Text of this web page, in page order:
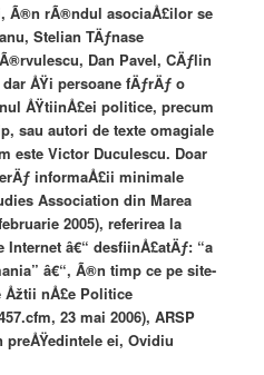
Ã®n rÃ®ndul asociaÅ£ilor se
Stelian TÄƒnase
Dan Pavel, CÄƒlin
ÅŸi persoane fÄƒrÄƒ o
ÅŸtiinÅ£ei politice, precum
sau autori de texte omagiale
este Victor Duculescu. Doar
informaÅ£ii minimale
Association din Marea
2005), referirea la
â€“ desfiinÅ£atÄƒ: “a
â€“, Ã®n timp ce pe site-
Åžtii nÅ£e Politice
23 mai 2006), ARSP
ei, Ovidiu